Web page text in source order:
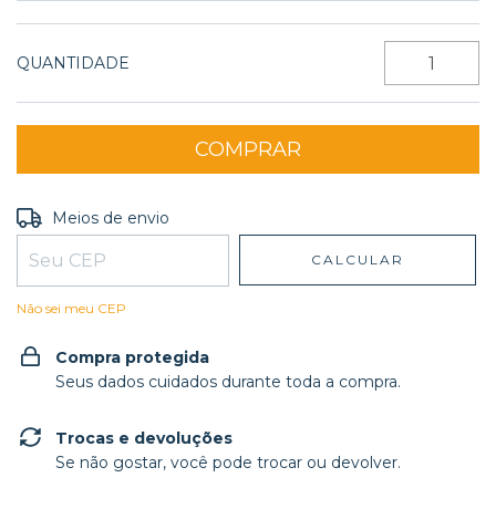
QUANTIDADE
Entregas para o CEP:
Meios de envio
CALCULAR
Não sei meu CEP
Compra protegida
Seus dados cuidados durante toda a compra.
Trocas e devoluções
Se não gostar, você pode trocar ou devolver.